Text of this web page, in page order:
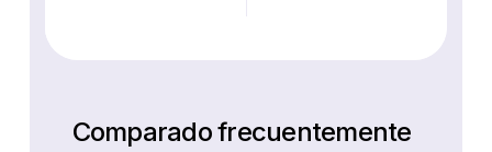
Comparado frecuentemente